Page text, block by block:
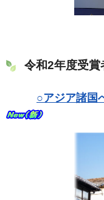
令和2年度受
○アジア諸国